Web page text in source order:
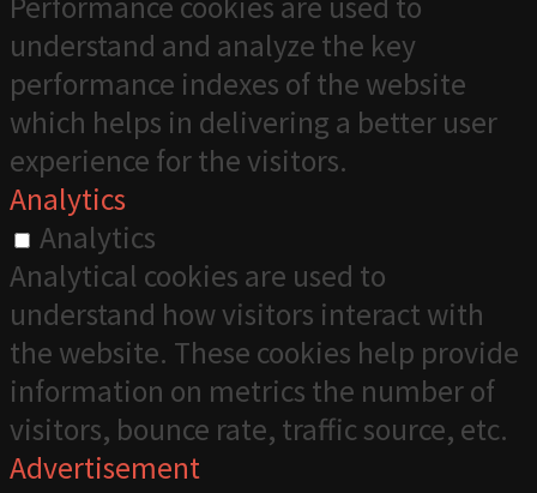
understand and analyze the key
performance indexes of the website
which helps in delivering a better user
experience for the visitors.
Analytics
Analytics
Analytical cookies are used to
understand how visitors interact with
the website. These cookies help provide
information on metrics the number of
visitors, bounce rate, traffic source, etc.
Advertisement